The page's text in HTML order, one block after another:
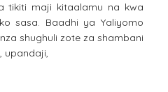
tikiti maji kitaalamu na kwa
sasa. Baadhi ya Yaliyomo
shughuli zote za shambani
upandaji,